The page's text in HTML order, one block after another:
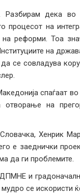
дека во
процесот на
реформи. Тоа
на
се совладува
спаѓаат
на
Хенрик
е заеднички
да ги проблемите.
и
се искористи